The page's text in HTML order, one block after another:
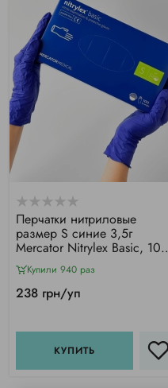
Перчатки нитриловые
размер S синие 3,5г
Mercator Nitrylex Basic, 100
штКупили 940 раз
238 грн/уп
КУПИТЬ